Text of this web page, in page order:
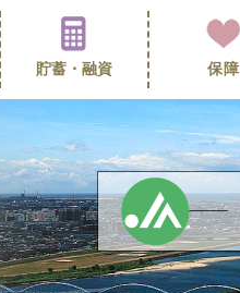
貯蓄・ 融資 保障